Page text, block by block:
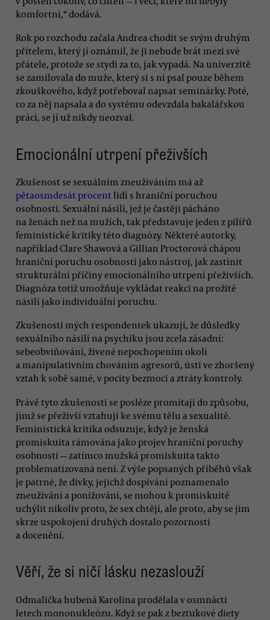
komfortní,“ dodává.
Rok po rozchodu začala Andrea chodit se svým druhým
přítelem, který jí oznámil, že ji nebude brát mezi své
přátele, protože se stydí za to, jak vypadá. Na univerzitě
se zamilovala do muže, který si s ní psal pouze během
zkouškového, když potřeboval napsat seminárky. Poté,
co za něj napsala a do systému odevzdala bakalářskou
práci, se jí už nikdy neozval.
Emocionální utrpení přeživších
Zkušenost se sexuálním zneužíváním má až
pětaosmdesát procent lidí s hraniční poruchou
osobnosti. Sexuální násilí, jež je častěji pácháno
na ženách než na mužích, tak představuje jeden z pilířů
feministické kritiky této diagnózy. Některé autorky,
například Clare Shawová a Gillian Proctorová chápou
hraniční poruchu osobnosti jako nástroj, jak zastínit
strukturální příčiny emocionálního utrpení přeživších.
Diagnóza totiž umožňuje vykládat reakci na prožité
násilí jako individuální poruchu.
Zkušenosti mých respondentek ukazují, že důsledky
sexuálního násilí na psychiku jsou zcela zásadní:
sebeobviňování, živené nepochopením okolí
a manipulativním chováním agresorů, ústí ve zhoršený
vztah k sobě samé, v pocity bezmoci a ztráty kontroly.
Právě tyto zkušenosti se posléze promítají do způsobu,
jímž se přeživší vztahují ke svému tělu a sexualitě.
Feministická kritika odsuzuje, když je ženská
promiskuita rámována jako projev hraniční poruchy
osobnosti — zatímco mužská promiskuita takto
problematizovaná není. Z výše popsaných příběhů však
je patrné, že dívky, jejichž dospívání poznamenalo
zneužívání a ponižování, se mohou k promiskuitě
uchýlit nikoliv proto, že sex chtějí, ale proto, aby se jim
skrze uspokojení druhých dostalo pozornosti
a docenění.
Věří, že si ničí lásku nezaslouží
Odmalička hubená Karolína prodělala v osmnácti
letech mononukleózu. Když se pak z beztukové diety